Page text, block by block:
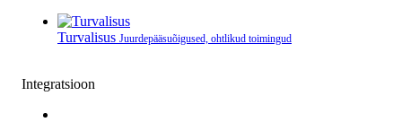
Turvalisus Juurdepääsuõigused, ohtlikud toimingud
Integratsioon